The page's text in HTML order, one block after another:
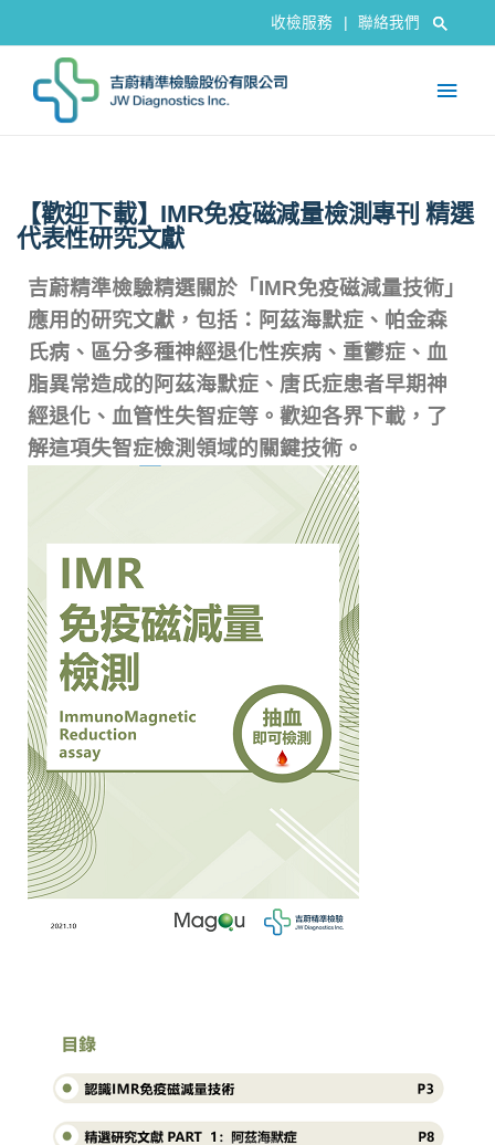
收檢服務 聯絡我們
【歡迎下載】IMR免疫磁減量檢測專刊 精選
代表性研究文獻
吉蔚精準檢驗精選關於「IMR免疫磁減量技術」
應用的研究文獻，包括： 阿茲海默症、 帕金森
氏病、 區分多種神經退化性疾病、 重鬱症、 血
脂異常造成的阿茲海默症、 唐氏症患者早期神
經退化、 血管性失智症等。 歡迎各界下載，了
解這項失智症檢測領域的關鍵技術。